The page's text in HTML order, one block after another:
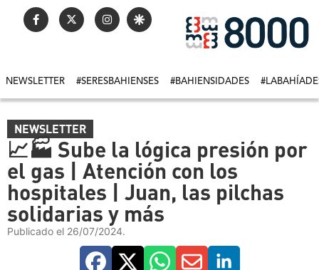
NEWSLETTER #SERESBAHIENSES #BAHIENSIDADES
NEWSLETTER
📈🏭 Sube la lógica presión por
el gas | Atención con los
hospitales | Juan, las pilchas
solidarias y más
Publicado el 26/07/2024.